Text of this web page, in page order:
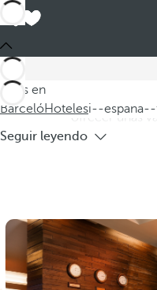
Estás en
BarcelóHotelesi--
Barceló
i--
playa
Descubra nuestros hoteles
Royal Level, donde la
ofrecer unas
Seguir leyendo